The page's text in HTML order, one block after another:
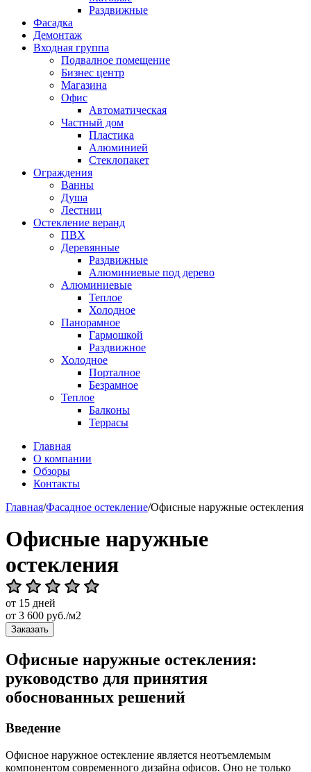
Раздвижные
Фасадка
Демонтаж
Входная группа
Подвалное помещение
Бизнес центр
Магазина
Офис
Автоматическая
Частный дом
Пластика
Алюминией
Стеклопакет
Ограждения
Ванны
Душа
Лестниц
Остекление веранд
ПВХ
Деревянные
Раздвижные
Алюминиевые под дерево
Алюминиевые
Теплое
Холодное
Панорамное
Гармошкой
Раздвижное
Холодное
Порталное
Безрамное
Теплое
Балконы
Террасы
Главная
О компании
Обзоры
Контакты
Главная/Фасадное остекление/Офисные наружные остекления
Офисные наружные
остекления
от 15 дней
от 3 600 руб./м2
Заказать
Офисные наружные остекления:
руководство для принятия
обоснованных решений
Введение
Офисное наружное остекление является неотъемлемым
компонентом современного дизайна офисов. Оно не только